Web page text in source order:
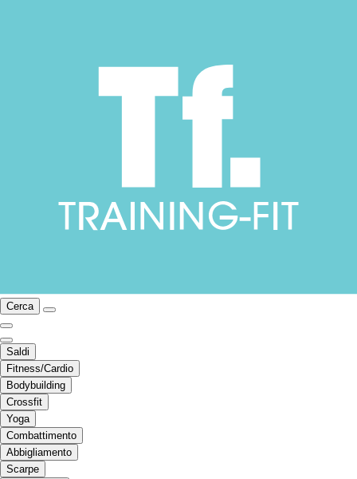
Cerca
Saldi
Fitness/Cardio
Bodybuilding
Crossfit
Yoga
Combattimento
Abbigliamento
Scarpe